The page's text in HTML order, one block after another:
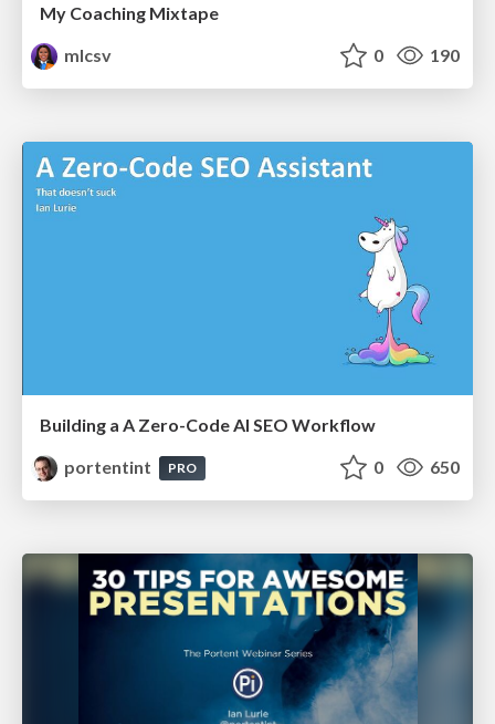
My Coaching Mixtape
mlcsv
0 190
Building a A Zero-Code AI SEO Workflow
portentint
PRO 0 650